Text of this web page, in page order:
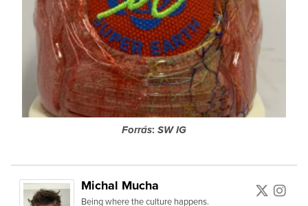
Forrás: SW IG
Michal Mucha
Being where the culture happens.